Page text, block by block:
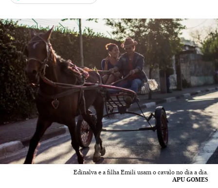
Edinalva e a filha Emili usam o cavalo no dia a dia.
APU GOMES